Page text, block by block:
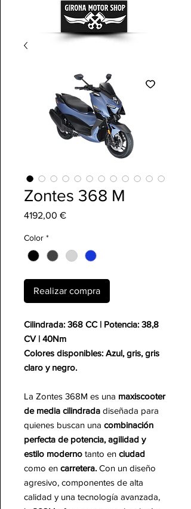
Zontes 368 M
4192,00 €Precio
Color *
Realizar compra
Cilindrada: 368 CC | Potencia: 38,8
CV | 40Nm
Colores disponibles: Azul, gris, gris
claro y negro.
La Zontes 368M es una maxiscooter
de media cilindrada diseñada para
quienes buscan una combinación
perfecta de potencia, agilidad y
estilo moderno tanto en ciudad
como en carretera. Con un diseño
agresivo, componentes de alta
calidad y una tecnología avanzada,